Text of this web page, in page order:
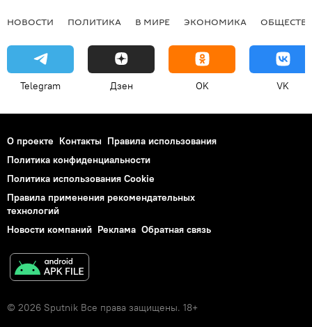
НОВОСТИ ПОЛИТИКА В МИРЕ ЭКОНОМИКА
Telegram Дзен OK VK
О проекте Контакты Правила использования
Политика конфиденциальности
Политика использования Cookie
Правила применения рекомендательных
технологий
Новости компаний Реклама Обратная связь
© 2026 Sputnik Все права защищены. 18+